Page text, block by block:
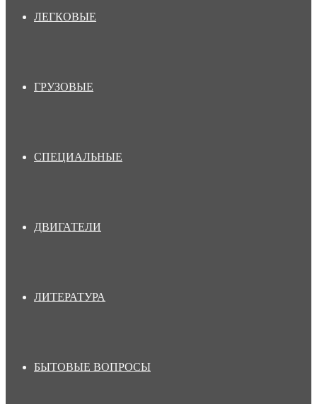
ЛЕГКОВЫЕ
ГРУЗОВЫЕ
СПЕЦИАЛЬНЫЕ
ДВИГАТЕЛИ
ЛИТЕРАТУРА
БЫТОВЫЕ ВОПРОСЫ